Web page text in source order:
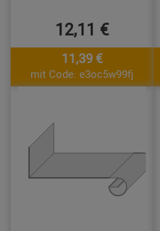
12,11 €
11,39 €
mit Code: e3oc5w99fj